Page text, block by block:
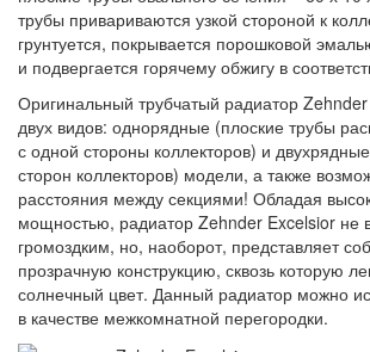
трубы привариваются узкой стороной к
грунтуется, покрывается порошковой
и подвергается горячему обжигу в
Оригинальный трубчатый радиатор
двух видов: однорядные (плоские трубы
с одной стороны коллекторов) и
сторон коллекторов) модели, а также
расстояния между секциями! Обладая
мощностью, радиатор Zehnder Excelsior не
громоздким, но, наоборот, представляет
прозрачную конструкцию, сквозь которую
солнечный цвет. Данный радиатор можно
в качестве межкомнатной перегородки.